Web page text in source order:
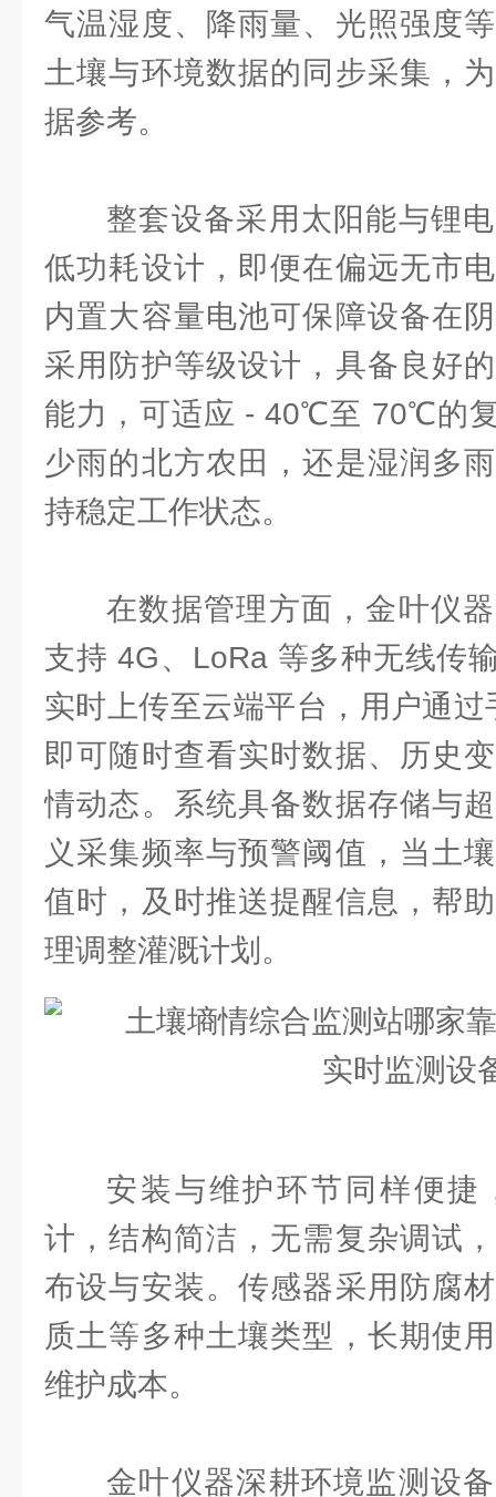
气温湿度、降雨量、光照强度
土壤与环境数据的同步采集，
据参考。
整套设备采用太阳能与锂
低功耗设计，即便在偏远无市
内置大容量电池可保障设备在
采用防护等级设计，具备良好
能力，可适应 - 40℃至 70℃的
少雨的北方农田，还是湿润多
持稳定工作状态。
在数据管理方面，金叶仪
支持 4G、LoRa 等多种无线传
实时上传至云端平台，用户通
即可随时查看实时数据、历史
情动态。系统具备数据存储与
义采集频率与预警阈值，当土
值时，及时推送提醒信息，帮
理调整灌溉计划。
安装与维护环节同样便捷
计，结构简洁，无需复杂调试
布设与安装。传感器采用防腐
质土等多种土壤类型，长期使
维护成本。
金叶仪器深耕环境监测设